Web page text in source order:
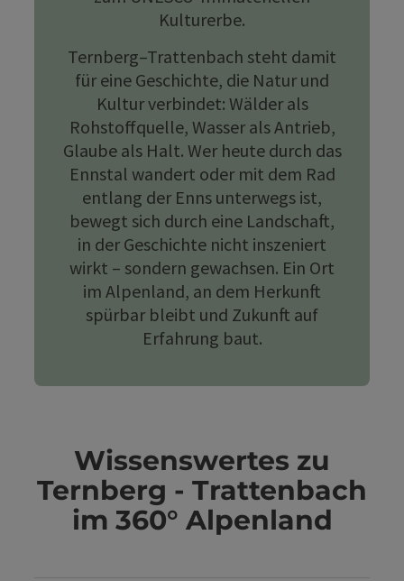
Kulturerbe.
Ternberg–Trattenbach steht damit
für eine Geschichte, die Natur und
Kultur verbindet: Wälder als
Rohstoffquelle, Wasser als Antrieb,
Glaube als Halt. Wer heute durch das
Ennstal wandert oder mit dem Rad
entlang der Enns unterwegs ist,
bewegt sich durch eine Landschaft,
in der Geschichte nicht inszeniert
wirkt – sondern gewachsen. Ein Ort
im Alpenland, an dem Herkunft
spürbar bleibt und Zukunft auf
Erfahrung baut.
Wissenswertes zu
Ternberg - Trattenbach
im 360° Alpenland